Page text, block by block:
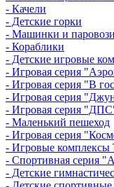
- Качели
- Детские горки
- Машинки и
- Кораблики
- Детские игровые
- Игровая серия
- Игровая серия "В
- Игровая серия
- Игровая серия
- Маленький пешеход
- Игровая серия
- Игровые
- Спортивная серия
- Детские